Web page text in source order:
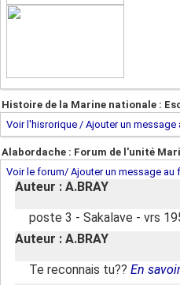
Histoire de la Marine nationale :
Voir l'hisrorique / Ajouter un message
Alabordache : Forum de l'unité
Voir le forum/ Ajouter un message au
Auteur : A.BRAY
poste 3 - Sakalave - vrs
Auteur : A.BRAY
Te reconnais tu?? En